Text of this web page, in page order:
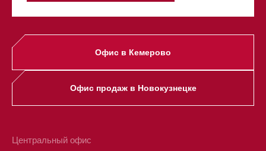
Офис в Кемерово
Офис продаж в Новокузнецке
Центральный офис